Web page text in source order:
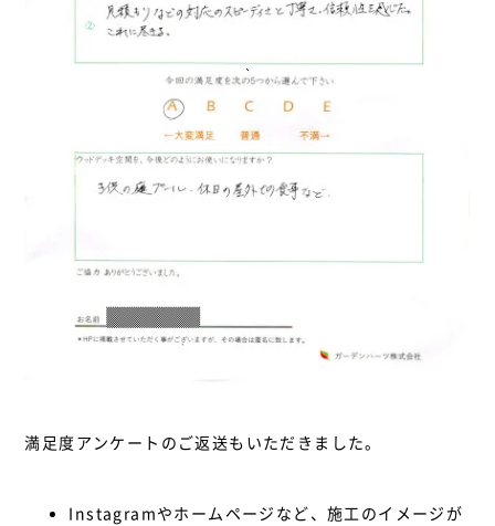
満足度アンケートのご返送もいただきました。
Instagramやホームページなど、施工のイメージが